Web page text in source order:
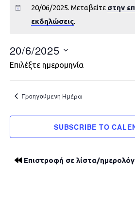
20/06/2025. Μεταβείτε στην
εκδηλώσεις.
20/6/2025
Επιλέξτε ημερομηνία
Προηγούμενη Ημέρα
SUBSCRIBE TO
Επιστροφή σε λίστα/